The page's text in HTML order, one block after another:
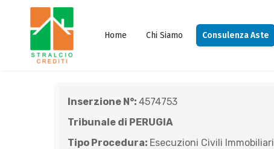
Home Chi Siamo Consulenza Aste
Inserzione N°: 4574753
Tribunale di PERUGIA
Tipo Procedura: Esecuzioni Civili Immobiliari